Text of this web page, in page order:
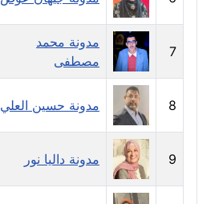
عاملة
مدونة خولة سعيدان
عاملة
مدونة داليا السعيد
موقوف
مدونة داليا فاروق
عاملة
7
مدونة محمد
مصطفى
8 مدونة حسين العلي
9 مدونة داليا نور